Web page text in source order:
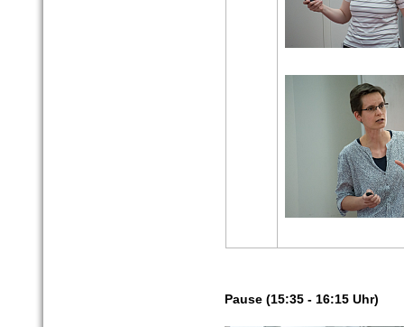
Pause (15:35 - 16:15 Uhr)